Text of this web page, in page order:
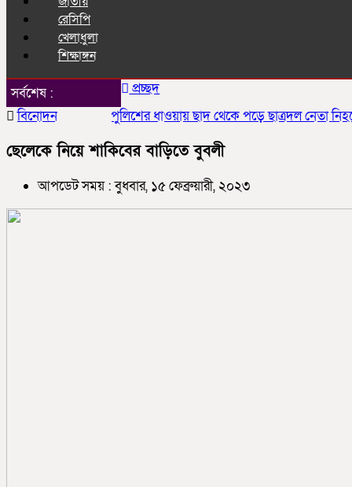
রেসিপি
খেলাধুলা
শিক্ষাঙ্গন
সর্বশেষ :
পুলিশের ধাওয়ায় ছাদ থেকে পড়ে ছাত্রদল নেতা নিহতের
প্রচ্ছদ
বিনোদন
ছেলেকে নিয়ে শাকিবের বাড়িতে বুবলী
আপডেট সময় : বুধবার, ১৫ ফেব্রুয়ারী, ২০২৩